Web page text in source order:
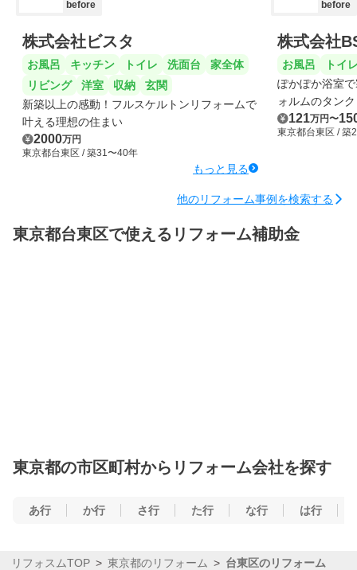
before
株式会社ビスタ
お風呂 キッチン トイレ 洗面台
家全体
リビング
洋室 収納
玄関
新築以上の感動！フルスケルトンリフォームで
叶える理想の住まい
2000万円
東京都台東区 / 築31〜40年
もっと見る
before
株式会社
お風呂
トイ
ぽかぽか浴室
ォルムのタン
121万円〜
東京都台東区 / 築
他のリフォーム事例を検索する
東京都台東区で使えるリフォーム補助金
東京都の市区町村からリフォーム会社を探す
あ行 か行 さ行 た行 な行 は行
リフォスムTOP 東京都のリフォーム 台東区のリフォーム